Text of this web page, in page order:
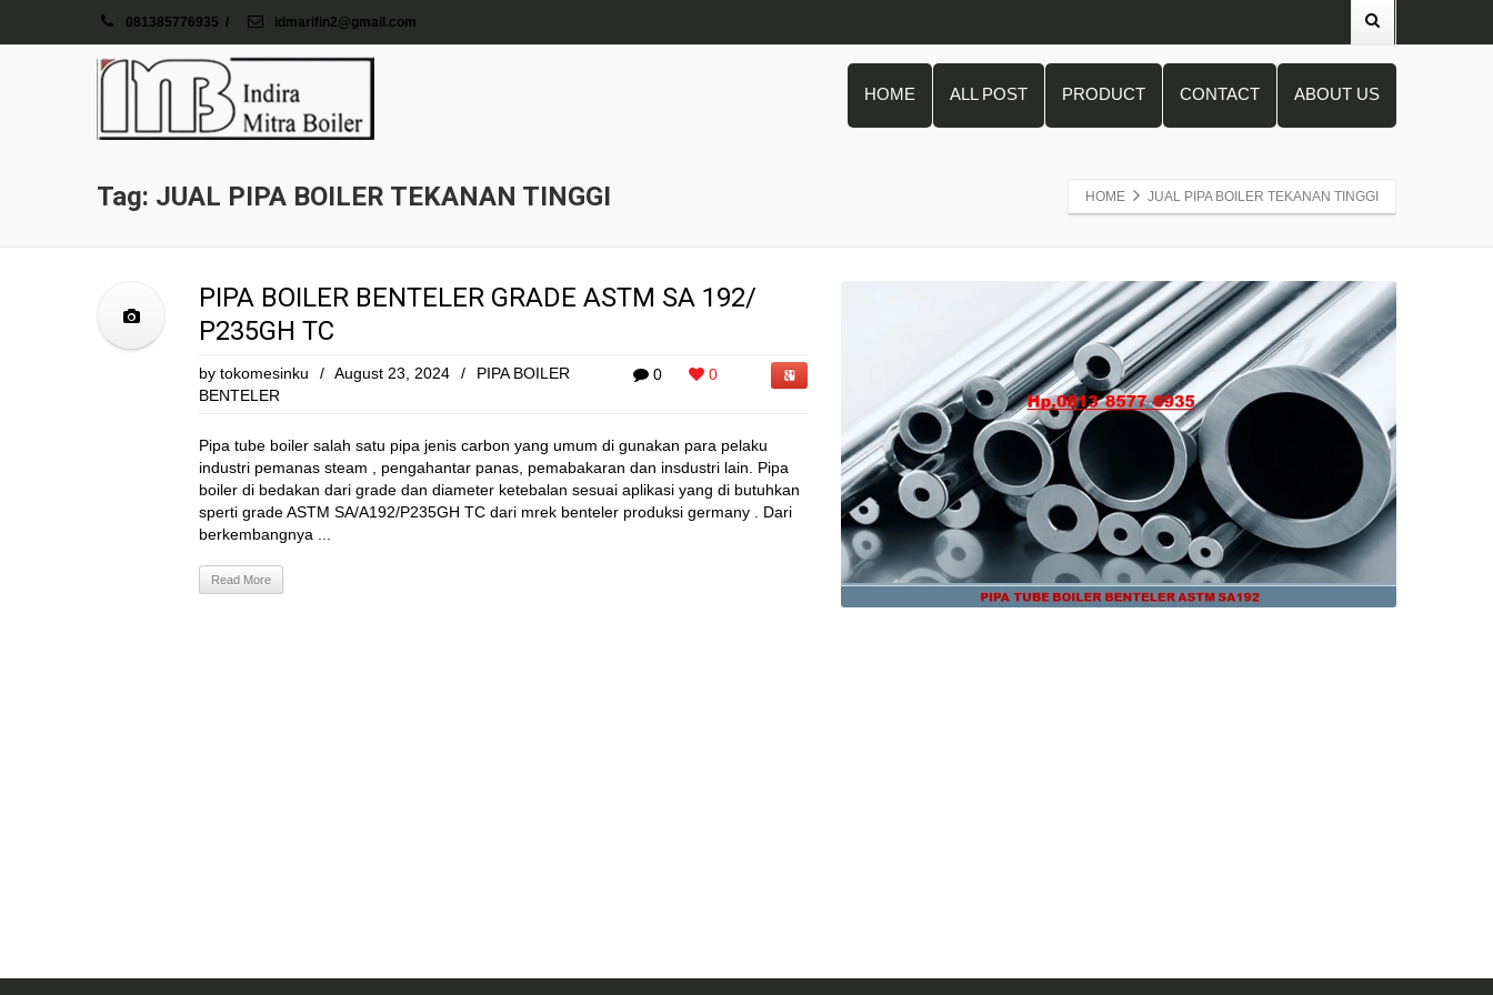
081385776935 / idmarifin2@gmail.com
HOME ALL POST PRODUCT CONTACT ABOUT US
Tag: JUAL PIPA BOILER TEKANAN TINGGI HOME JUAL PIPA BOILER TEKANAN TINGGI
PIPA BOILER BENTELER GRADE ASTM SA 192/
P235GH TC
0 0
by tokomesinku / August 23, 2024 /
PIPA BOILER
BENTELER
Pipa tube boiler salah satu pipa jenis carbon yang umum di gunakan para pelaku
industri pemanas steam , pengahantar panas, pemabakaran dan insdustri lain. Pipa
boiler di bedakan dari grade dan diameter ketebalan sesuai aplikasi yang di butuhkan
sperti grade ASTM SA/A192/P235GH TC dari mrek benteler produksi germany . Dari
berkembangnya ...
Read More